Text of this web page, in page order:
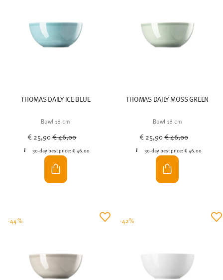
THOMAS DAILY ICE BLUE
Bowl 18 cm
€ 25,90Price reduced from
€ 46,00
30-day best price:€ 46,00
THOMAS DAILY MOSS GREEN
Bowl 18 cm
€ 25,90Price reduced from
€ 46,00
30-day best price: € 46,00
-44% -42%